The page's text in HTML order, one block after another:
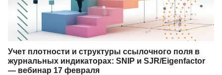
Учет плотности и структуры ссылочного поля в
журнальных индикаторах: SNIP и SJR/Eigenfactor
— вебинар 17 февраля